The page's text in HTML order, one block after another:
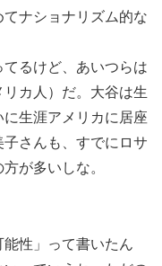
ナショナリズム的な
るけど、あいつらは
カ人）だ。大谷は生
生涯アメリカに居座
さんも、すでにロサ
が多いしな。
性」って書いたん